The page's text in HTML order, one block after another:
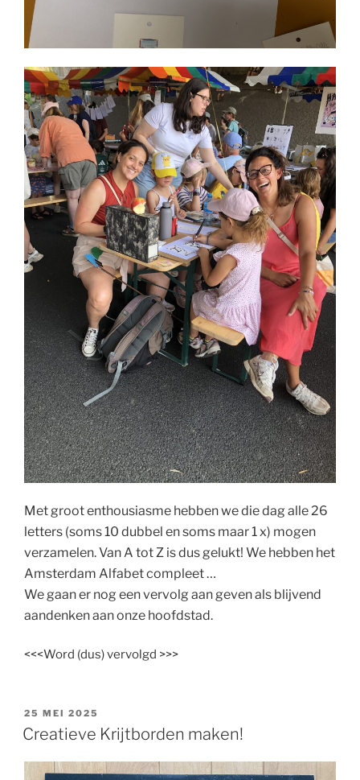
Met groot enthousiasme hebben we die dag alle 26
letters (soms 10 dubbel en soms maar 1 x) mogen
verzamelen. Van A tot Z is dus gelukt! We hebben het
Amsterdam Alfabet compleet …
We gaan er nog een vervolg aan geven als blijvend
aandenken aan onze hoofdstad.
<<<Word (dus) vervolgd >>>
GEPLAATST
OP
25 MEI 2025
Creatieve Krijtborden maken!